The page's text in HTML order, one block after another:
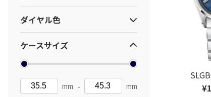
9F62
9R02
9RA2
9RA5
ねじロック式りゅうず
耐メタルアレルギー
ダイヤル色
グリーン
ブラウン
ケースサイズ
mm - mm